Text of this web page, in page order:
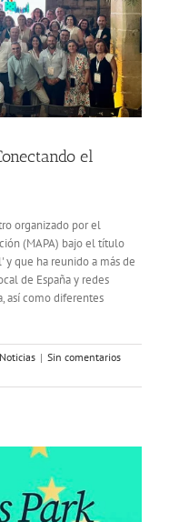
el
organizado por el
(MAPA) bajo el título
y que ha reunido a más de
de España y redes
así como diferentes
Noticias | Sin comentarios